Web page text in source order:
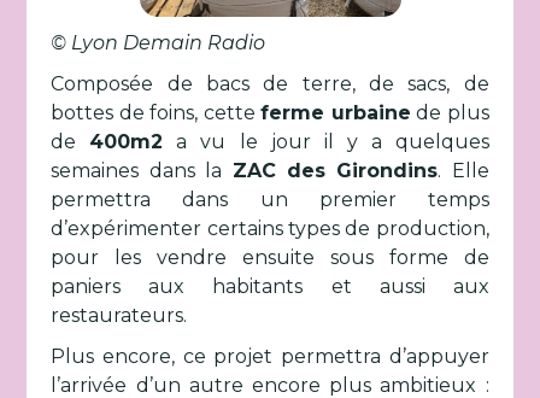
© Lyon Demain Radio
Composée de bacs de terre, de sacs, de
bottes de foins, cetteferme urbaine de plus
de 400m2 a vu le jour il y a quelques
semaines dans la ZAC des Girondins. Elle
permettra dans un premier temps
d’expérimenter certains types de production,
pour les vendre ensuite sous forme de
paniers aux habitants et aussi aux
restaurateurs.
Plus encore, ce projet permettra d’appuyer
l’arrivée d’un autre encore plus ambitieux :